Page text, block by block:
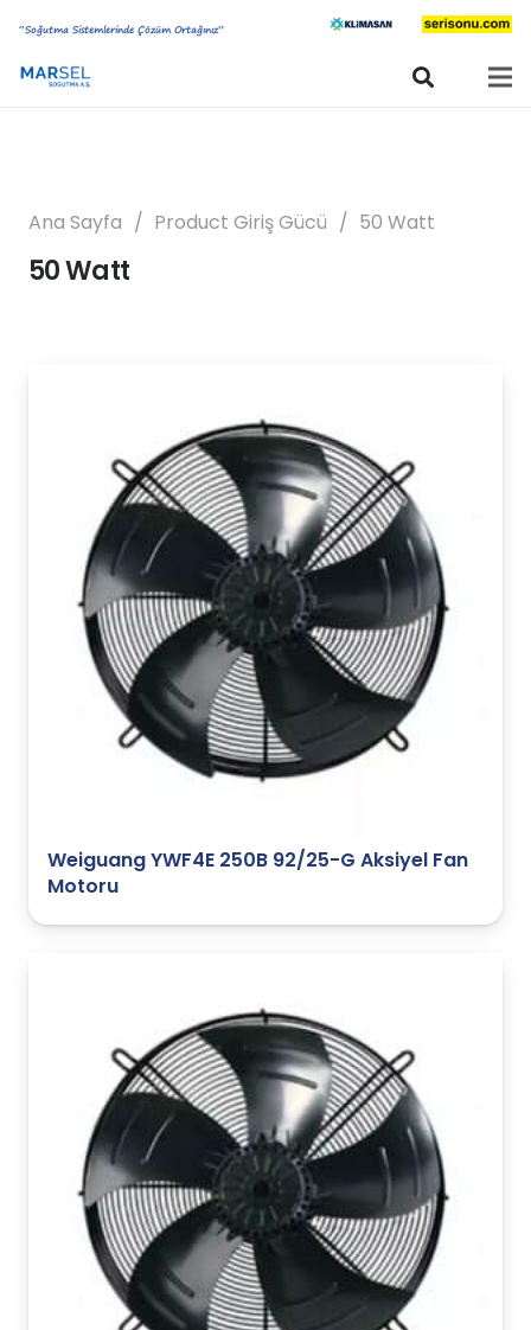
“Soğutma Sistemlerinde Çözüm Ortağınız”
Ana Sayfa / Product Giriş Gücü / 50 Watt
50 Watt
Weiguang YWF4E 250B 92/25-G Aksiyel Fan
Motoru